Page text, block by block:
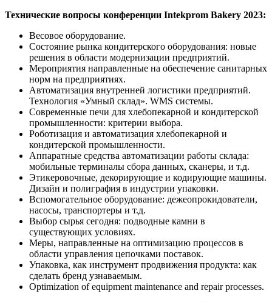
Технические вопросы конференции Intekprom Bakery 2023:
Весовое оборудование.
Cостояние рынка кондитерского оборудования: новые
решения в области модернизации предприятий.
Мероприятия направленные на обеспечение санитарных
норм на предприятиях.
Автоматизация внутренней логистики предприятий.
Технология «Умный склад». WMS системы.
Современные печи для хлебопекарной и кондитерской
промышленности: критерии выбора.
Роботизация и автоматизация хлебопекарной и
кондитерской промышленности.
Аппаратные средства автоматизации работы склада:
мобильные терминалы сбора данных, сканеры, и т.д.
Этикеровочные, декорирующие и кодирующие машины.
Дизайн и полиграфия в индустрии упаковки.
Вспомогательное оборудование: дежеопрокидователи,
насосы, транспортеры и т.д.
Выбор сырья сегодня: подводные камни в
существующих условиях.
Меры, направленные на оптимизацию процессов в
области управления цепочками поставок.
Упаковка, как инструмент продвижения продукта: как
сделать бренд узнаваемым.
Optimization of equipment maintenance and repair processes.